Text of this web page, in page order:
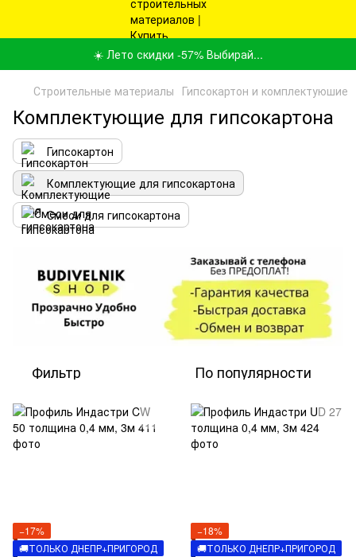
☀️ Лето скидки -57% Выбирай...
Строительные материалы Гипсокартон и комплектуюшие
Комплектующие для гипсокартона
Гипсокартон
Комплектующие для гипсокартона
Смеси для гипсокартона
Фильтр По популярности
−17%
🚚ТОЛЬКО ДНЕПР+ПРИГОРОД
−18%
🚚ТОЛЬКО ДНЕПР+ПРИГОРОД